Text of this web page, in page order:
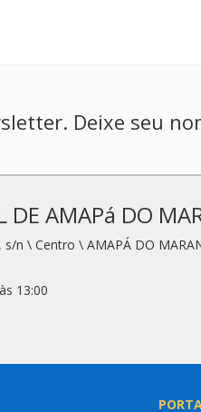
Deixe seu
DE AMAPá DO
n \ Centro \ AMAPÁ DO
13:00